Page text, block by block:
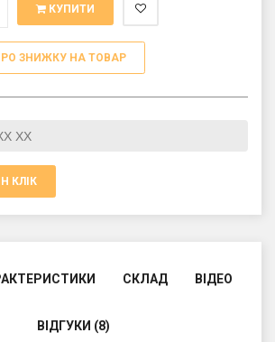
КУПИТИ
ЗНИЖКУ НА ТОВАР
КЛІК
СКЛАД ВІДЕО
ВІДГУКИ (8)